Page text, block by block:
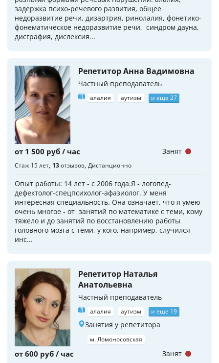
задержка психо-речевого развития, общее
недоразвитие речи, дизартрия, ринолалия, фонетико-
фонематическое недоразвитие речи, синдром дауна,
дисграфия, дислексия...
Репетитор Анна Вадимовна
Частный преподаватель
алалия аутизм и еще 27
от 1 500 руб / час
Стаж 15 лет 13отзывов Дистанционно
Опыт работы: 14 лет - с 2006 года.Я - логопед-
дефектолог-спецпсихолог-афазиолог. У меня
интересная специальность. Она означает, что я умею
очень многое - от занятий по математике с теми, кому
тяжело и до занятий по восстановлению работы
головного мозга с теми, у кого, например, случился
инс...
Занят
Репетитор Наталья
Анатольевна
Частный преподаватель
алалия аутизм и еще 19
Занятия у репетитора
м. Ломоносовская
от 600 руб / час Занят